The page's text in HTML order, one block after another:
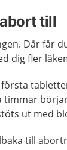
till
Där får
dig fler
timmar
ut med
till